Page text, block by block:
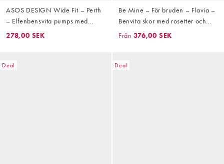
ASOS DESIGN Wide Fit – Perth
– Elfenbensvita pumps med
spetsig tå och höga stilettklackar
278,00 SEK
Be Mine – För bruden – Flavia –
Benvita skor med rosetter och
blockklackar
Från 376,00 SEK
Deal Deal